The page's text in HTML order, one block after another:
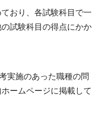
おり、各試験科目で一
試験科目の得点にかか
実施のあった職種の問
ームページに掲載して